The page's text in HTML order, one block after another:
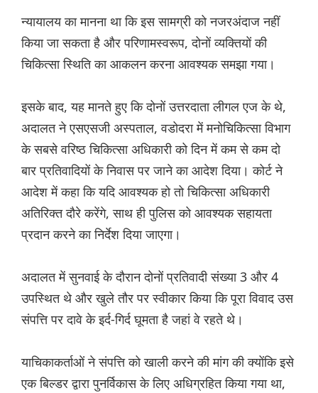
न्यायालय का मानना था कि इस सामग्री को नजरअंदाज नहीं
किया जा सकता है और परिणामस्वरूप, दोनों व्यक्तियों की
चिकित्सा स्थिति का आकलन करना आवश्यक समझा गया।
इसके बाद, यह मानते हुए कि दोनों उत्तरदाता लीगल एज के थे,
अदालत ने एसएसजी अस्पताल, वडोदरा में मनोचिकित्सा विभाग
के सबसे वरिष्ठ चिकित्सा अधिकारी को दिन में कम से कम दो
बार प्रतिवादियों के निवास पर जाने का आदेश दिया। कोर्ट ने
आदेश में कहा कि यदि आवश्यक हो तो चिकित्सा अधिकारी
अतिरिक्त दौरे करेंगे, साथ ही पुलिस को आवश्यक सहायता
प्रदान करने का निर्देश दिया जाएगा।
अदालत में सुनवाई के दौरान दोनों प्रतिवादी संख्या 3 और 4
उपस्थित थे और खुले तौर पर स्वीकार किया कि पूरा विवाद उस
संपत्ति पर दावे के इर्द-गिर्द घूमता है जहां वे रहते थे।
याचिकाकर्ताओं ने संपत्ति को खाली करने की मांग की क्योंकि इसे
एक बिल्डर द्वारा पुनर्विकास के लिए अधिग्रहित किया गया था,